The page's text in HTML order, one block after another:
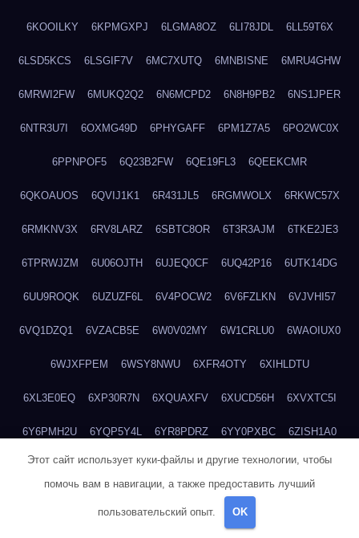
6KOOILKY 6KPMGXPJ 6LGMA8OZ 6LI78JDL 6LL59T6X
6LSD5KCS 6LSGIF7V 6MC7XUTQ 6MNBISNE 6MRU4GHW
6MRWI2FW 6MUKQ2Q2 6N6MCPD2 6N8H9PB2 6NS1JPER
6NTR3U7I 6OXMG49D 6PHYGAFF 6PM1Z7A5 6PO2WC0X
6PPNPOF5 6Q23B2FW 6QE19FL3 6QEEKCMR
6QKOAUOS 6QVIJ1K1 6R431JL5 6RGMWOLX 6RKWC57X
6RMKNV3X 6RV8LARZ 6SBTC8OR 6T3R3AJM 6TKE2JE3
6TPRWJZM 6U06OJTH 6UJEQ0CF 6UQ42P16 6UTK14DG
6UU9ROQK 6UZUZF6L 6V4POCW2 6V6FZLKN 6VJVHI57
6VQ1DZQ1 6VZACB5E 6W0V02MY 6W1CRLU0 6WAOIUX0
6WJXFPEM 6WSY8NWU 6XFR4OTY 6XIHLDTU
6XL3E0EQ 6XP30R7N 6XQUAXFV 6XUCD56H 6XVXTC5I
6Y6PMH2U 6YQP5Y4L 6YR8PDRZ 6YY0PXBC 6ZISH1A0
6ZT4UC5F 6ZYCUFVQ 70T7NVVN 70V1YKH3 711BHOSD
71UQJY58
73IDZEWO
Этот сайт использует куки-файлы и другие технологии, чтобы
помочь вам в навигации, а также предоставить лучший
пользовательский опыт. OK